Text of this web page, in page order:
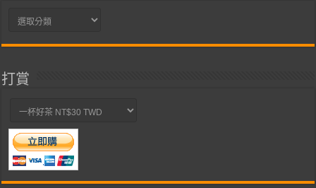
分
打賞